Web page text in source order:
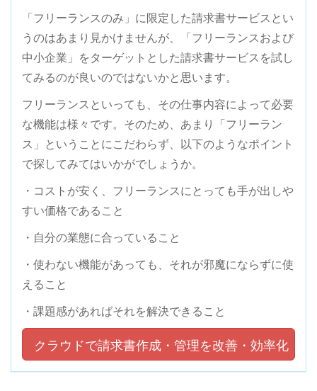
「フリーランスのみ」に限定した請求書サービスとい
うのはあまり見かけませんが、「フリーランスおよび
中小企業」をターゲットとした請求書サービスを試し
てみるのが良いのではないかと思います。
フリーランスといっても、その仕事内容によって必要
な機能は様々です。そのため、あまり「フリーラン
ス」ということにこだわらず、以下のようなポイント
で探してみてはいかがでしょうか。
・コストが安く、フリーランスにとっても手が出しや
すい価格であること
・自分の業態に合っていること
・使わない機能があっても、それが邪魔にならずに使
えること
・課題感があればそれを解決できること
クラウドで請求書作成・管理を改善・効率化